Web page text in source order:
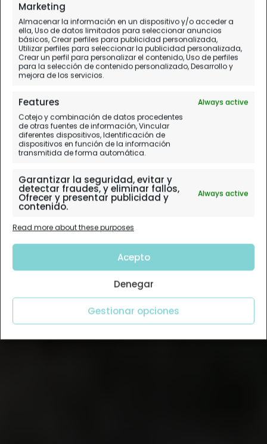
Marketing
Almacenar la información en un dispositivo y/o acceder a
ella, Uso de datos limitados para seleccionar anuncios
básicos, Crear perfiles para publicidad personalizada,
Utilizar perfiles para seleccionar la publicidad personalizada,
Crear un perfil para personalizar el contenido, Uso de perfiles
para la selección de contenido personalizado, Desarrollo y
mejora de los servicios.
Features
Always active
Cotejo y combinación de datos procedentes
de otras fuentes de información, Vincular
diferentes dispositivos, Identificación de
dispositivos en función de la información
transmitida de forma automática.
Garantizar la seguridad, evitar y
detectar fraudes, y eliminar fallos,
Ofrecer y presentar publicidad y
contenido.
Always active
Read more about these purposes
Acepto
Denegar
Gestionar opciones